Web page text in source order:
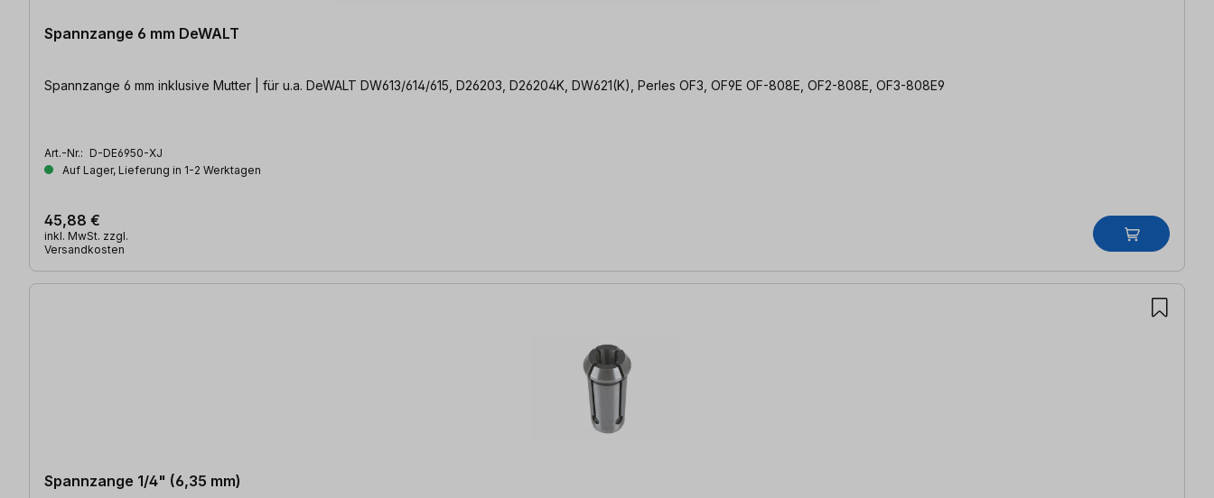
Spannzange 6 mm DeWALT
Spannzange 6 mm inklusive Mutter | für u.a. DeWALT DW613/614/615, D26203, D26204K, DW621(K), Perles OF3, OF9E OF-808E, OF2-808E, OF3-808E9
Art.-Nr.: D-DE6950-XJ
Auf Lager, Lieferung in 1-2 Werktagen
45,88 €
inkl. MwSt. zzgl.
Versandkosten
Spannzange 1/4" (6,35 mm)